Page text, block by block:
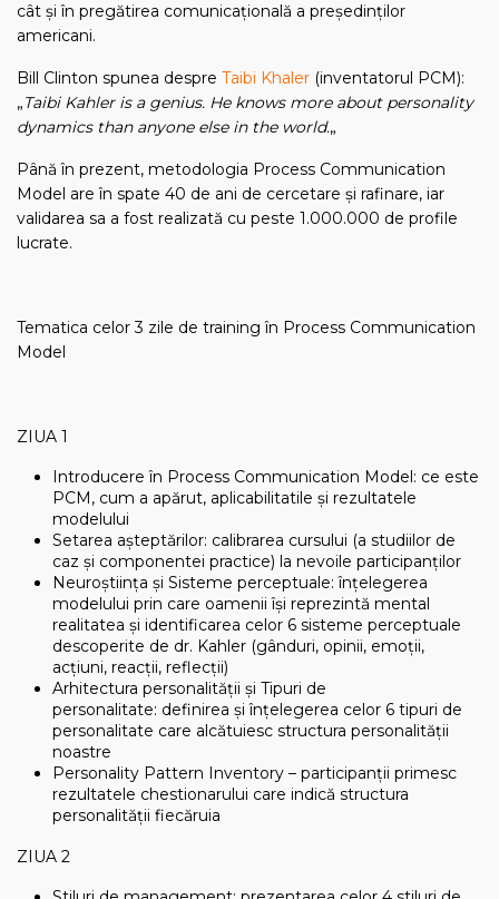
cât și în pregătirea comunicațională a președinților
americani.
Bill Clinton spunea despre Taibi Khaler (inventatorul PCM):
„Taibi Kahler is a genius. He knows more about personality
dynamics than anyone else in the world.„
Până în prezent, metodologia Process Communication
Model are în spate 40 de ani de cercetare și rafinare, iar
validarea sa a fost realizată cu peste 1.000.000 de profile
lucrate.
Tematica celor 3 zile de training în Process Communication
Model
ZIUA 1
Introducere în Process Communication Model: ce este
PCM, cum a apărut, aplicabilitatile și rezultatele
modelului
Setarea așteptărilor: calibrarea cursului (a studiilor de
caz și componentei practice) la nevoile participanților
Neuroștiința și Sisteme perceptuale: înțelegerea
modelului prin care oamenii își reprezintă mental
realitatea și identificarea celor 6 sisteme perceptuale
descoperite de dr. Kahler (gânduri, opinii, emoții,
acțiuni, reacții, reflecții)
Arhitectura personalității și Tipuri de
personalitate: definirea și înțelegerea celor 6 tipuri de
personalitate care alcătuiesc structura personalității
noastre
Personality Pattern Inventory – participanții primesc
rezultatele chestionarului care indică structura
personalității fiecăruia
ZIUA 2